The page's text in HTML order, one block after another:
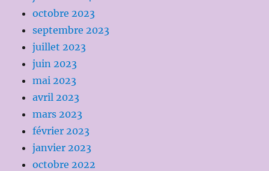
octobre 2023
septembre 2023
juillet 2023
juin 2023
mai 2023
avril 2023
mars 2023
février 2023
janvier 2023
octobre 2022